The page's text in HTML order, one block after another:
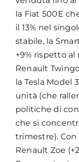
la Fiat 500E
il 13% nel
stabile, la
+9% rispetto
Renault
la Tesla Model
unità (che
politiche di
che si
trimestre). Con
Renault Zoe